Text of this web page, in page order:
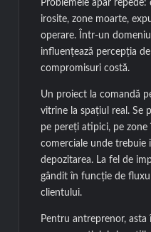
Problemele apar
irosite, zone moarte,
operare. Într-un
influențează percepția
compromisuri costă.
Un proiect la comandă
vitrine la spațiul real. Se
pe pereți atipici, pe
comerciale unde trebuie
depozitarea. La fel de
gândit în funcție de
clientului.
Pentru antreprenor,